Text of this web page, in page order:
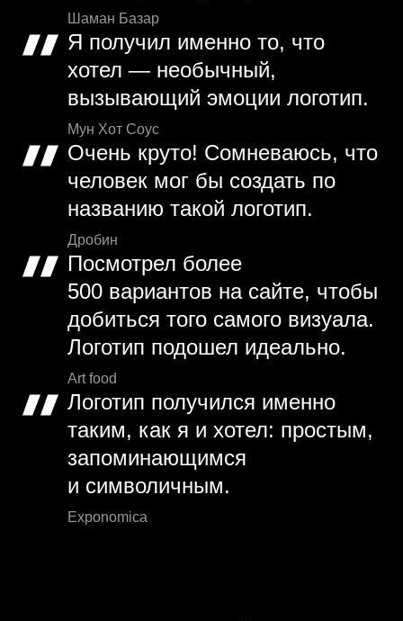
Шаман Базар
Я получил именно то, что
хотел — необычный,
вызывающий эмоции логотип.
Мун Хот Соус
Очень круто! Сомневаюсь, что
человек мог бы создать по
названию такой логотип.
Дробин
Посмотрел более
500 вариантов на сайте, чтобы
добиться того самого визуала.
Логотип подошел идеально.
Art food
Логотип получился именно
таким, как я и хотел: простым,
запоминающимся
и символичным.
Exponomica